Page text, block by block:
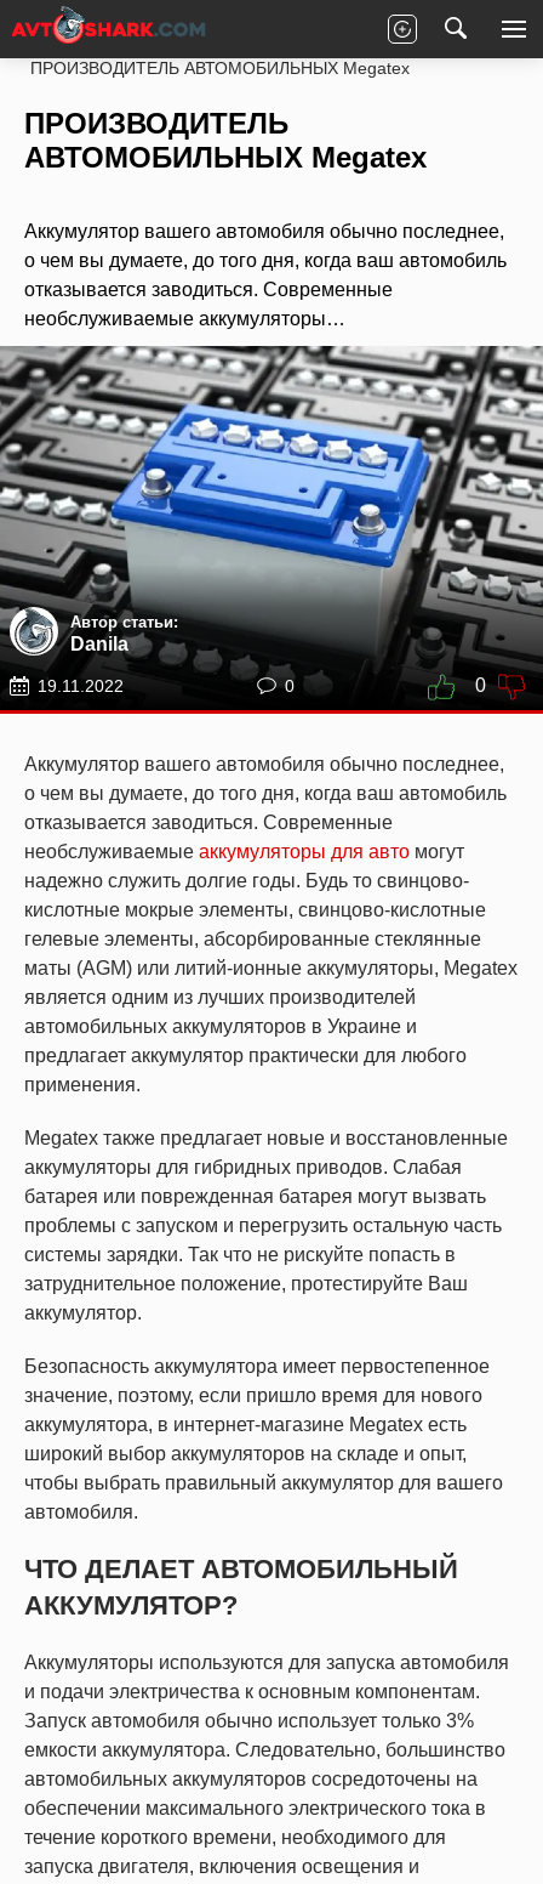
Главная Статьи
Новости партнеров
ПРОИЗВОДИТЕЛЬ АВТОМОБИЛЬНЫХ Megatex
ПРОИЗВОДИТЕЛЬ
АВТОМОБИЛЬНЫХ Megatex
Аккумулятор вашего автомобиля обычно последнее,
о чем вы думаете, до того дня, когда ваш автомобиль
отказывается заводиться. Современные
необслуживаемые аккумуляторы…
Автор статьи:
Danila
19.11.2022 0 0
Аккумулятор вашего автомобиля обычно последнее,
о чем вы думаете, до того дня, когда ваш автомобиль
отказывается заводиться. Современные
необслуживаемые аккумуляторы для авто могут
надежно служить долгие годы. Будь то свинцово-
кислотные мокрые элементы, свинцово-кислотные
гелевые элементы, абсорбированные стеклянные
маты (AGM) или литий-ионные аккумуляторы, Megatex
является одним из лучших производителей
автомобильных аккумуляторов в Украине и
предлагает аккумулятор практически для любого
применения.
Megatex также предлагает новые и восстановленные
аккумуляторы для гибридных приводов. Слабая
батарея или поврежденная батарея могут вызвать
проблемы с запуском и перегрузить остальную часть
системы зарядки. Так что не рискуйте попасть в
затруднительное положение, протестируйте Ваш
аккумулятор.
Безопасность аккумулятора имеет первостепенное
значение, поэтому, если пришло время для нового
аккумулятора, в интернет-магазине Megatex есть
широкий выбор аккумуляторов на складе и опыт,
чтобы выбрать правильный аккумулятор для вашего
автомобиля.
ЧТО ДЕЛАЕТ АВТОМОБИЛЬНЫЙ
АККУМУЛЯТОР?
Аккумуляторы используются для запуска автомобиля
и подачи электричества к основным компонентам.
Запуск автомобиля обычно использует только 3%
емкости аккумулятора. Следовательно, большинство
автомобильных аккумуляторов сосредоточены на
обеспечении максимального электрического тока в
течение короткого времени, необходимого для
запуска двигателя, включения освещения и